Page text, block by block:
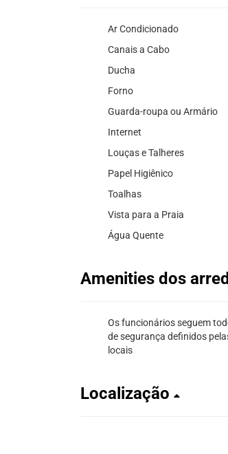
Ar Condicionado
Canais a Cabo
Ducha
Forno
Guarda-roupa ou Armário
Internet
Louças e Talheres
Papel Higiênico
Toalhas
Vista para a Praia
Água Quente
Amenities dos
Os funcionários seguem
de segurança definidos
locais
Localização